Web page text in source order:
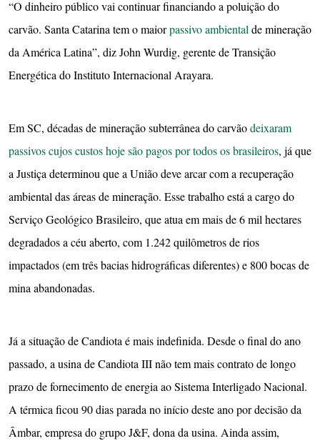
“O dinheiro público vai continuar financiando a poluição do
carvão. Santa Catarina tem o maiorpassivo ambiental de mineração
da América Latina”, diz John Wurdig, gerente de Transição
Energética do Instituto Internacional Arayara.
Em SC, décadas de mineração subterrânea do carvãodeixaram
passivos cujos custos hoje são pagos por todos os brasileiros, já que
a Justiça determinou que a União deve arcar com a recuperação
ambiental das áreas de mineração. Esse trabalho está a cargo do
Serviço Geológico Brasileiro, que atua em mais de 6 mil hectares
degradados a céu aberto, com 1.242 quilômetros de rios
impactados (em três bacias hidrográficas diferentes) e 800 bocas de
mina abandonadas.
Já a situação de Candiota é mais indefinida. Desde o final do ano
passado, a usina de Candiota III não tem mais contrato de longo
prazo de fornecimento de energia ao Sistema Interligado Nacional.
A térmica ficou 90 dias parada no início deste ano por decisão da
Âmbar, empresa do grupo J&F, dona da usina. Ainda assim,